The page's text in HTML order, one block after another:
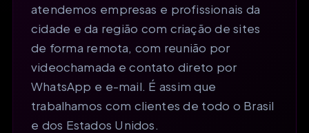
atendemos empresas e profissionais da
cidade e da região com criação de sites
de forma remota, com reunião por
videochamada e contato direto por
WhatsApp e e-mail. É assim que
trabalhamos com clientes de todo o Brasil
e dos Estados Unidos.